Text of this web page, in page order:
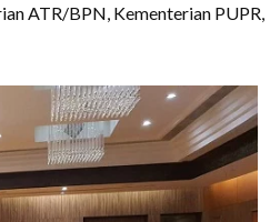
ATR/BPN, Kementerian PUPR,